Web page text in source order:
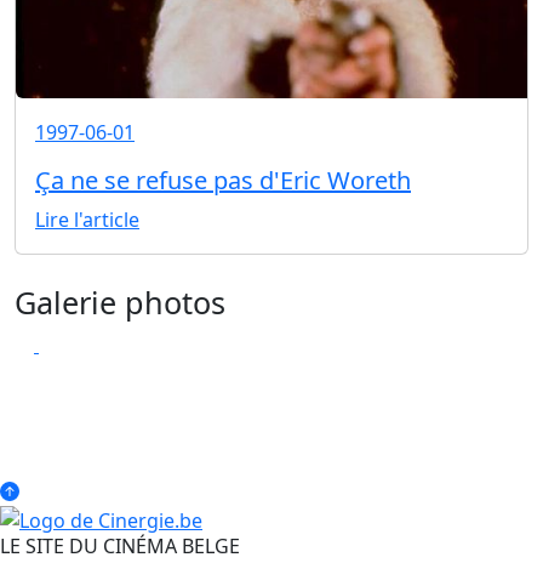
1997-06-01
Ça ne se refuse pas d'Eric Woreth
Lire l'article
Galerie photos
LE SITE DU CINÉMA BELGE